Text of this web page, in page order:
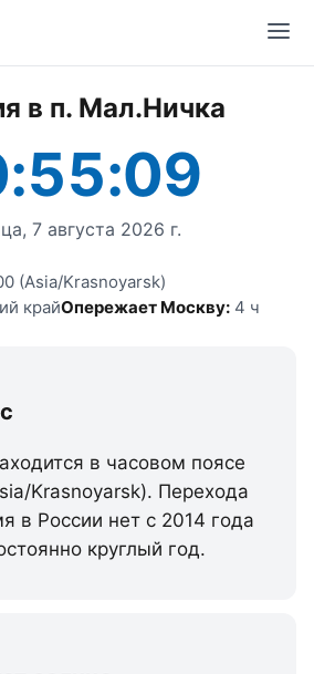
в п. Мал.Ничка
7 августа 2026 г.
(Asia/Krasnoyarsk)
крайОпережает Москву: 4 ч
в часовом поясе
Krasnoyarsk). Перехода
в России нет с 2014 года
круглый год.